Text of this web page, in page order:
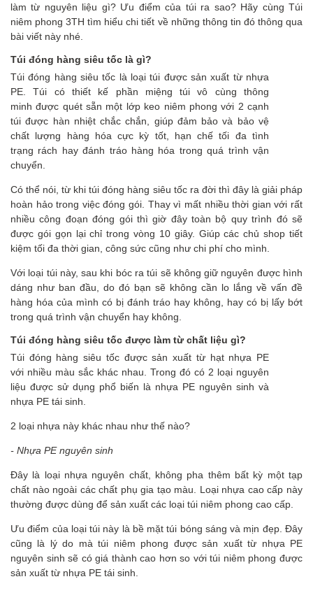
làm từ nguyên liệu gì? Ưu điểm của túi ra sao? Hãy cùng Túi
niêm phong 3TH tìm hiểu chi tiết về những thông tin đó thông qua
bài viết này nhé.
Túi đóng hàng siêu tốc là gì?
Túi đóng hàng siêu tốc là loại túi được sản xuất từ nhựa
PE. Túi có thiết kế phần miệng túi vô cùng thông
minh được quét sẵn một lớp keo niêm phong với 2 cạnh
túi được hàn nhiệt chắc chắn, giúp đảm bảo và bảo vệ
chất lượng hàng hóa cực kỳ tốt, hạn chế tối đa tình
trạng rách hay đánh tráo hàng hóa trong quá trình vận
chuyển.
Có thể nói, từ khi túi đóng hàng siêu tốc ra đời thì đây là giải pháp
hoàn hảo trong việc đóng gói. Thay vì mất nhiều thời gian với rất
nhiều công đoạn đóng gói thì giờ đây toàn bộ quy trình đó sẽ
được gói gọn lại chỉ trong vòng 10 giây. Giúp các chủ shop tiết
kiệm tối đa thời gian, công sức cũng như chi phí cho mình.
Với loại túi này, sau khi bóc ra túi sẽ không giữ nguyên được hình
dáng như ban đầu, do đó bạn sẽ không cần lo lắng về vấn đề
hàng hóa của mình có bị đánh tráo hay không, hay có bị lấy bớt
trong quá trình vận chuyển hay không.
Túi đóng hàng siêu tốc được làm từ chất liệu gì?
Túi đóng hàng siêu tốc được sản xuất từ hạt nhựa PE
với nhiều màu sắc khác nhau. Trong đó có 2 loại nguyên
liệu được sử dụng phổ biến là nhựa PE nguyên sinh và
nhựa PE tái sinh.
2 loại nhựa này khác nhau như thế nào?
- Nhựa PE nguyên sinh
Đây là loại nhựa nguyên chất, không pha thêm bất kỳ một tạp
chất nào ngoài các chất phụ gia tạo màu. Loại nhựa cao cấp này
thường được dùng để sản xuất các loại túi niêm phong cao cấp.
Ưu điểm của loại túi này là bề mặt túi bóng sáng và mịn đẹp. Đây
cũng là lý do mà túi niêm phong được sản xuất từ nhựa PE
nguyên sinh sẽ có giá thành cao hơn so với túi niêm phong được
sản xuất từ nhựa PE tái sinh.